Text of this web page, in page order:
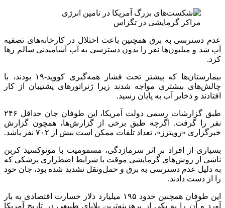
مراکز گرمایشی در تگزاس
عدم دسترسی به برق همچنین باعث اختلال در کارخانه‌های تصفیه
آب شد و میلیون‌ها نفر را بدون دسترسی به آب آشامیدنی سالم رها
کرد.
بیمارستان‌ها که پیشتر تحت فشار همه‌گیری کووید-۱۹ بودند، با
چالش‌های بیشتری مواجه شدند زیرا ژنراتورهای پشتیبان از کار
افتادند و ذخایر آب به پایان رسید.
طبق گزارشات رسمی دولت آمریکا، این طوفان جان حداقل ۲۴۶
نفر را گرفت. اگرچه طبق برخی از گزارش‌ها، همچون گزارش
خبرگزاری «رویترز»، تعداد تلفات ممکن است بیش از ۷۰۲ نفر باشد.
بسیاری از افراد بر اثر سرمازدگی، مسمومیت با مونوکسید کربن
ناشی از روش‌های گرمایشی موقت یا شرایط اضطراری پزشکی که
به دلیل عدم دسترسی به برق و حمل‌ونقل تشدید شده بود، جان خود
را از دست دادند.
این طوفان همچنین حدود ۱۹۵ میلیارد دلار خسارت اقتصادی به بار
آورد و آن را به یکی از پرهزینه‌ترین بلایای طبیعی در تاریخ آمریکا